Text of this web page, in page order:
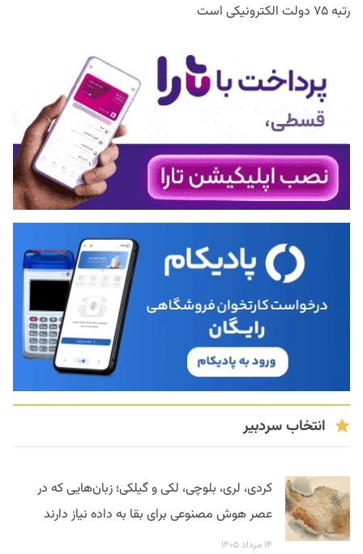
رتبه ۷۵ دولت الکترونیکی است
انتخاب سردبیر
کردی، لری، بلوچی، لکی و گیلکی؛ زبان‌هایی که در
عصر هوش مصنوعی برای بقا به داده نیاز دارند
۱۴ مرداد ۱۴۰۵